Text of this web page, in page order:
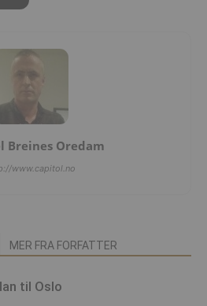
Breines Oredam
www.capitol.no
MER FRA FORFATTER
til Oslo